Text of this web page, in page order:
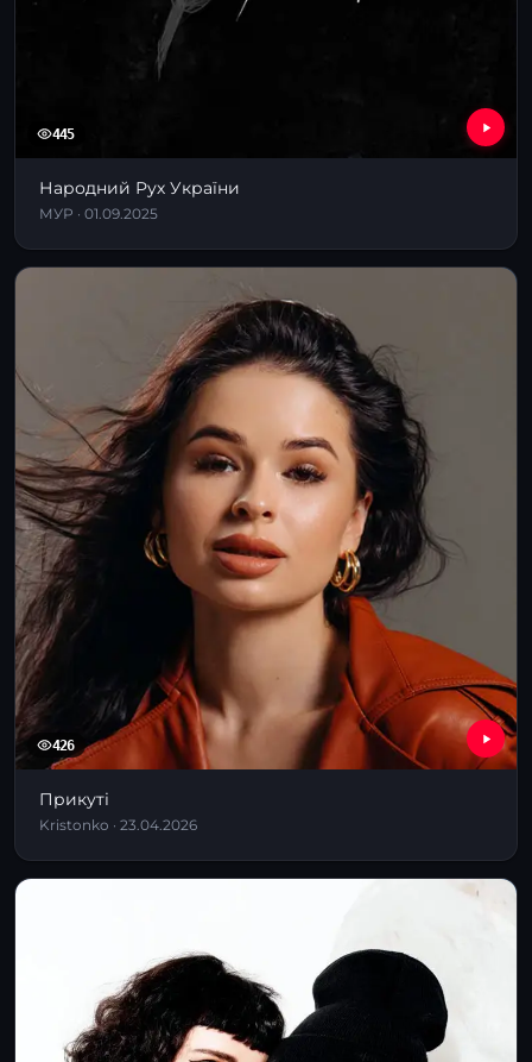
445
Народний Рух України
МУР · 01.09.2025
426
Прикуті
Kristonko · 23.04.2026